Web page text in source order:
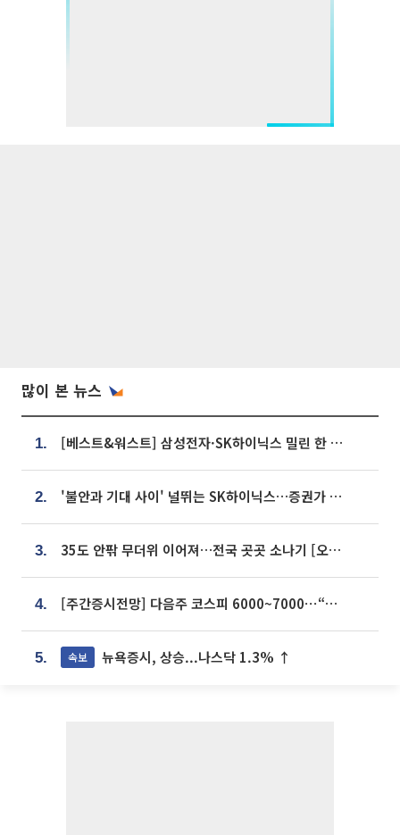
많이 본 뉴스
1. [베스트&워스트] 삼성전자·SK하이닉스 밀린 한 주…상상인증권은 85% 급등
2. '불안과 기대 사이' 널뛰는 SK하이닉스…증권가 "HBM4·LTA 기반 펀터멘털 견고"
3. 35도 안팎 무더위 이어져…전국 곳곳 소나기 [오늘 날씨]
4. [주간증시전망] 다음주 코스피 6000~7000⋯“外人 수급은 정책이 변수”
5. 속보 뉴욕증시, 상승...나스닥 1.3% ↑